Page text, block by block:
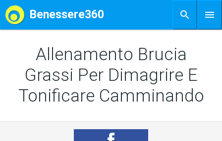
Allenamento Brucia
Grassi Per Dimagrire E
Tonificare Camminando
Benessere360